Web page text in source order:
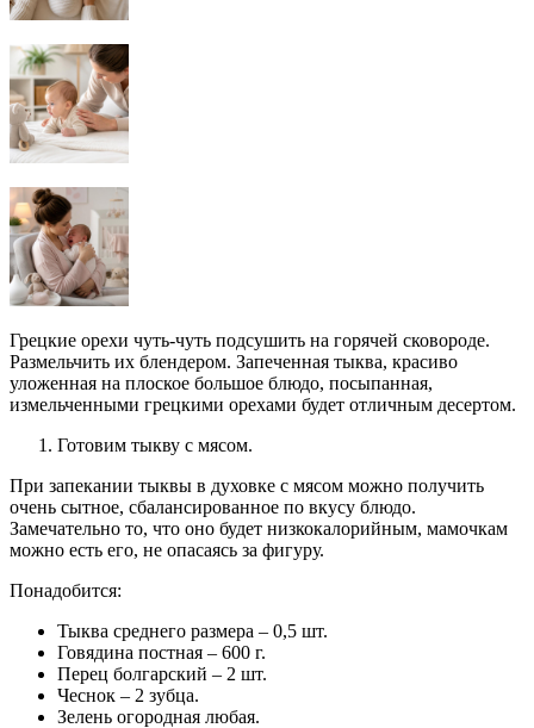
Грецкие орехи чуть-чуть подсушить на горячей сковороде.
Размельчить их блендером. Запеченная тыква, красиво
уложенная на плоское большое блюдо, посыпанная,
измельченными грецкими орехами будет отличным десертом.
Готовим тыкву с мясом.
При запекании тыквы в духовке с мясом можно получить
очень сытное, сбалансированное по вкусу блюдо.
Замечательно то, что оно будет низкокалорийным, мамочкам
можно есть его, не опасаясь за фигуру.
Понадобится:
Тыква среднего размера – 0,5 шт.
Говядина постная – 600 г.
Перец болгарский – 2 шт.
Чеснок – 2 зубца.
Зелень огородная любая.